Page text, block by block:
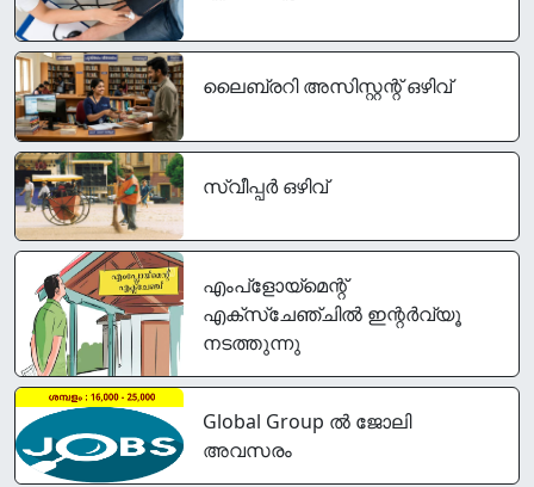
ലൈബ്രറി അസിസ്റ്റന്റ് ഒഴിവ്
സ്വീപ്പര്‍ ഒഴിവ്
എംപ്‌ളോയ്‌മെന്റ്
എക്‌സ്‌ചേഞ്ചില്‍ ഇന്റർവ്യൂ
നടത്തുന്നു
Global Group ൽ ജോലി
അവസരം